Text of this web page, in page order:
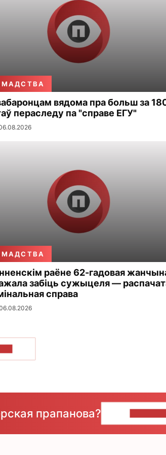
вядома пра больш за
пераследу па "справе ЕГУ"
раёне 62-гадовая
забіць сужыцеля —
справа
прапанова?